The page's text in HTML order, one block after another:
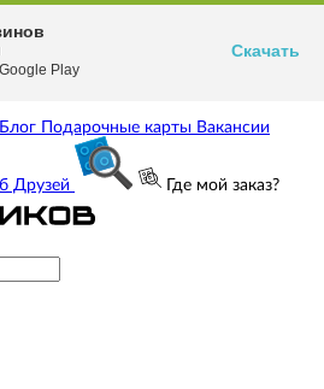
Блог Подарочные карты Вакансии
Друзей Где мой заказ?
Play
Скачать